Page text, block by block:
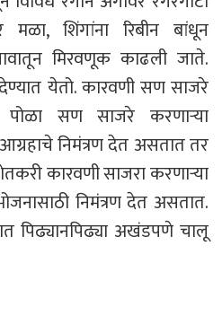
शिंगांना रिबीन बांधून
मिरवणूक काढली जाते.
येतो. कारवणी सण साजरे
सण साजरे करणाऱ्या
निमंत्रण देत असतात तर
कारवणी साजरा करणाऱ्या
निमंत्रण देत असतात.
पिढ्यानपिढ्या अखंडपणे चालू